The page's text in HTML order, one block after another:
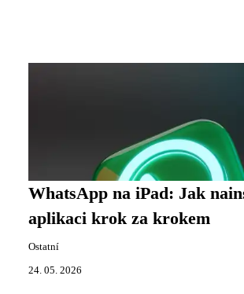
WhatsApp na iPad: Jak
aplikaci krok za krokem
Ostatní
24. 05. 2026